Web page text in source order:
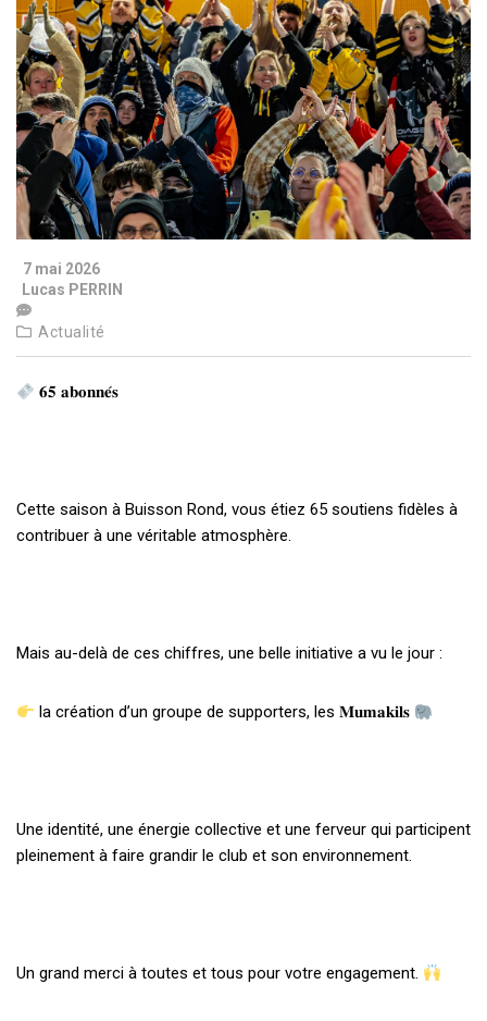
7 mai 2026
Lucas PERRIN
Actualité
𝟔𝟓 𝐚𝐛𝐨𝐧𝐧𝐞́𝐬
Cette saison à Buisson Rond, vous étiez 65 soutiens fidèles à
contribuer à une véritable atmosphère.
Mais au-delà de ces chiffres, une belle initiative a vu le jour :
la création d’un groupe de supporters, les 𝐌𝐮𝐦𝐚𝐤𝐢𝐥𝐬
Une identité, une énergie collective et une ferveur qui participent
pleinement à faire grandir le club et son environnement.
Un grand merci à toutes et tous pour votre engagement.